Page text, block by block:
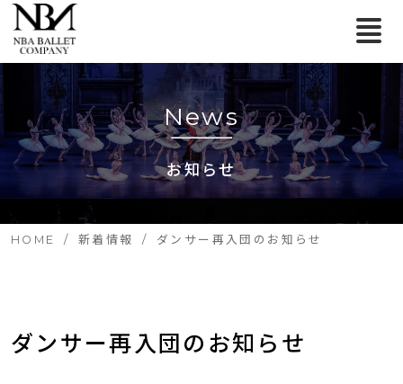
News
お知らせ
HOME 新着情報 ダンサー再入団のお知らせ
ダンサー再入団のお知らせ